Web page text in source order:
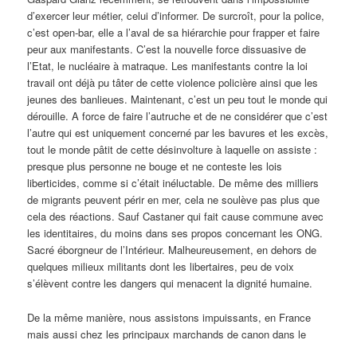
d’exercer leur métier, celui d’informer. De surcroît, pour la police,
c’est open-bar, elle a l’aval de sa hiérarchie pour frapper et faire
peur aux manifestants. C’est la nouvelle force dissuasive de
l’Etat, le nucléaire à matraque. Les manifestants contre la loi
travail ont déjà pu tâter de cette violence policière ainsi que les
jeunes des banlieues. Maintenant, c’est un peu tout le monde qui
dérouille. A force de faire l’autruche et de ne considérer que c’est
l’autre qui est uniquement concerné par les bavures et les excès,
tout le monde pâtit de cette désinvolture à laquelle on assiste :
presque plus personne ne bouge et ne conteste les lois
liberticides, comme si c’était inéluctable. De même des milliers
de migrants peuvent périr en mer, cela ne soulève pas plus que
cela des réactions. Sauf Castaner qui fait cause commune avec
les identitaires, du moins dans ses propos concernant les ONG.
Sacré éborgneur de l’Intérieur. Malheureusement, en dehors de
quelques milieux militants dont les libertaires, peu de voix
s’élèvent contre les dangers qui menacent la dignité humaine.
De la même manière, nous assistons impuissants, en France
mais aussi chez les principaux marchands de canon dans le